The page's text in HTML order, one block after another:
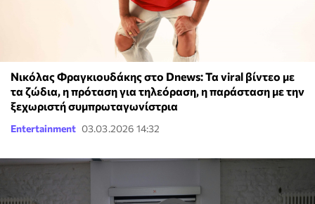
Νικόλας Φραγκιουδάκης στο Dnews: Τα viral βίντεο με
τα ζώδια, η πρόταση για τηλεόραση, η παράσταση με την
ξεχωριστή συμπρωταγωνίστρια
Entertainment 03.03.2026 14:32